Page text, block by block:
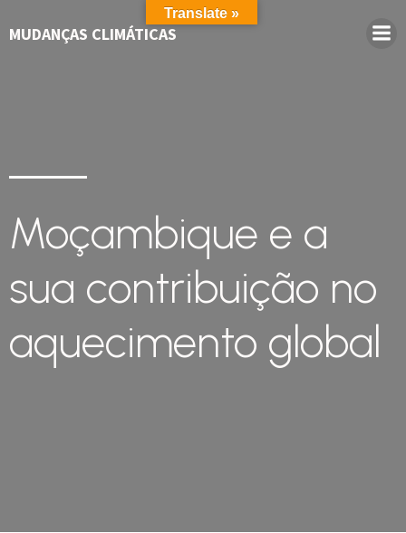
MUDANÇAS CLIMÁTICAS
Moçambique e a
sua contribuição no
aquecimento global
Translate »